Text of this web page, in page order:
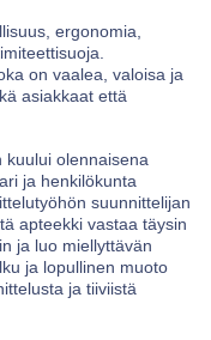
ergonomia,
on vaalea, valoisa ja
asiakkaat että
kuului olennaisena
ja henkilökunta
suunnittelijan
apteekki vastaa täysin
ja luo miellyttävän
ja lopullinen muoto
ja tiiviistä